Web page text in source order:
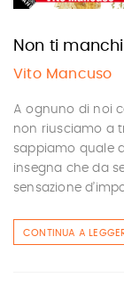
Non ti
Vito Mancuso
A ognuno di noi
non riusciamo a
sappiamo quale
insegna che da
sensazione
CONTINUA A